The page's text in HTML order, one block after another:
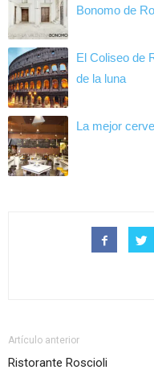
Bonomo de
El Coliseo de
de la luna
La mejor
Artículo anterior
Ristorante Roscioli